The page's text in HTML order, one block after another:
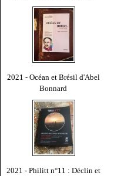
2021 - Océan et Brésil d'Abel
Bonnard
2021 - Philitt n°11 : Déclin et